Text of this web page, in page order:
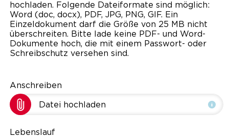
hochladen. Folgende Dateiformate sind möglich:
Word (doc, docx), PDF, JPG, PNG, GIF. Ein
Einzeldokument darf die Größe von 25 MB nicht
überschreiten. Bitte lade keine PDF- und Word-
Dokumente hoch, die mit einem Passwort- oder
Schreibschutz versehen sind.
Anschreiben
Datei hochladen
Lebenslauf